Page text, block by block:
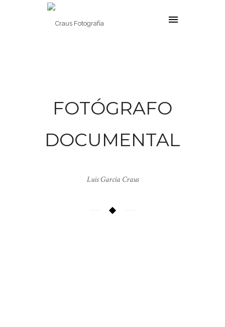
FOTÓGRAFO
DOCUMENTAL
Luis García Craus